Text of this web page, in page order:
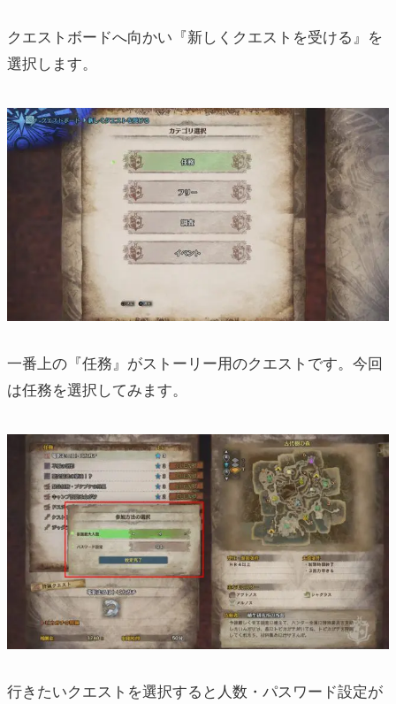
クエストボードへ向かい『新しくクエストを受ける』を
選択します。
一番上の『任務』がストーリー用のクエストです。今回
は任務を選択してみます。
行きたいクエストを選択すると人数・パスワード設定が